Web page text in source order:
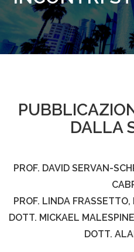
DALLA
PROF. DAVID SERVAN-
PROF. LINDA
DOTT. MICKAEL
DOTT.